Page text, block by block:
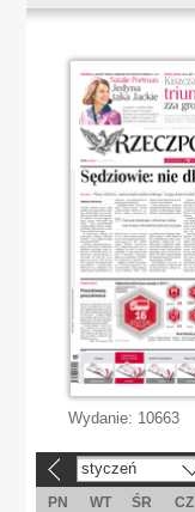
Wydanie: 10663
styczeń
PN WT ŚR CZ